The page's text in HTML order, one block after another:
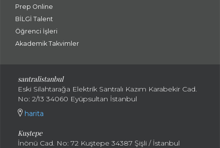
Prep Online
BİLGİ Talent
Öğrenci İşleri
Akademik Takvimler
santralistanbul
Eski Silahtarağa Elektrik Santralı Kazım Karabekir Cad.
No: 2/13 34060 Eyüpsultan İstanbul
harita
Kuştepe
İnönü Cad. No: 72 Kuştepe 34387 Şişli / İstanbul